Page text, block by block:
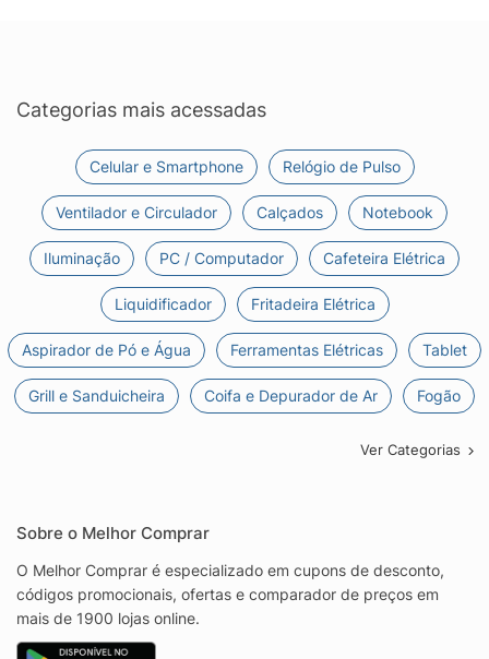
Categorias mais acessadas
Celular e Smartphone Relógio de Pulso
Ventilador e Circulador Calçados Notebook
Iluminação PC / Computador Cafeteira Elétrica
Liquidificador Fritadeira Elétrica
Aspirador de Pó e Água Ferramentas Elétricas Tablet
Grill e Sanduicheira Coifa e Depurador de Ar Fogão
Ver Categorias
Sobre o Melhor Comprar
O Melhor Comprar é especializado em cupons de desconto,
códigos promocionais, ofertas e comparador de preços em
mais de 1900 lojas online.